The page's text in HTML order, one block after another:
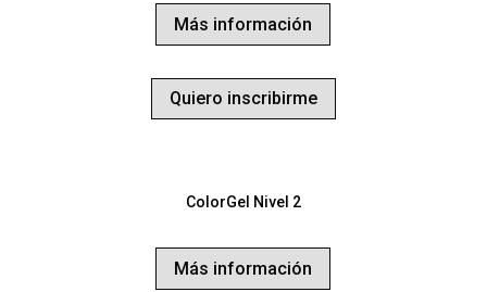
Más información
Quiero inscribirme
ColorGel Nivel 2
Más información